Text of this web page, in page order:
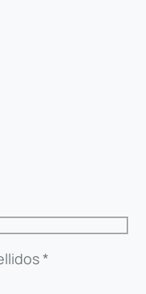
*
tú, para
de este producto.